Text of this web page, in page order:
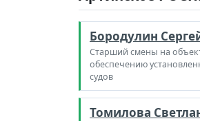
Бородулин
Старший смены на
обеспечению
судов
Томилова